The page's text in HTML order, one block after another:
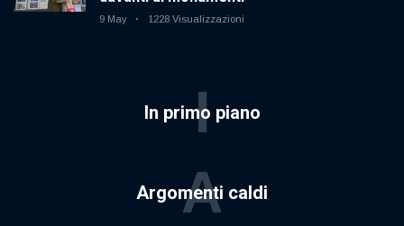
9 May 1228 Visualizzazioni
In primo piano
I
Argomenti caldi
A